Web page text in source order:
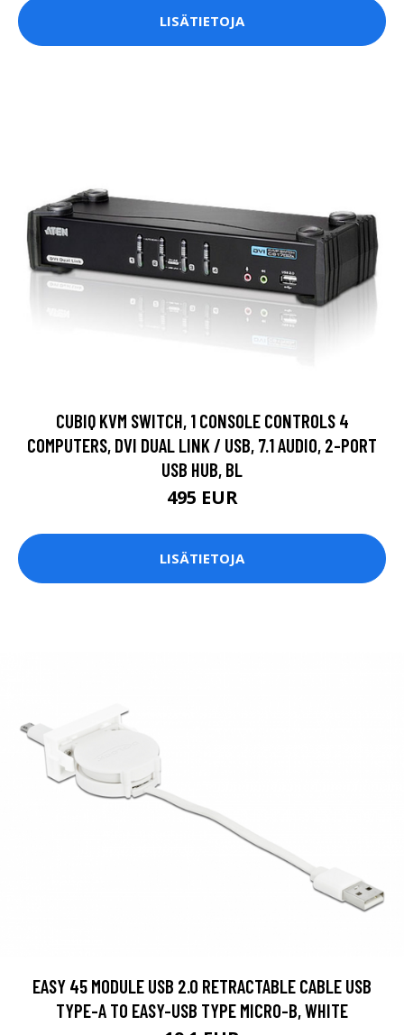
LISÄTIETOJA
CUBIQ KVM SWITCH, 1 CONSOLE CONTROLS 4
COMPUTERS, DVI DUAL LINK / USB, 7.1 AUDIO, 2-PORT
USB HUB, BL
495 EUR
LISÄTIETOJA
EASY 45 MODULE USB 2.0 RETRACTABLE CABLE USB
TYPE-A TO EASY-USB TYPE MICRO-B, WHITE